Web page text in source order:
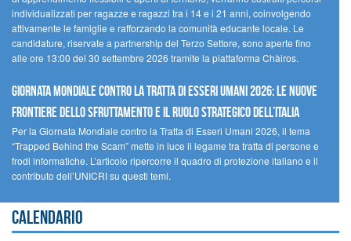
individualizzati per ragazze e ragazzi tra i 14 e i 21 anni, coinvolgendo
attivamente le famiglie e rafforzando la comunità educante locale. Le
candidature, riservate a partnership del Terzo Settore, sono aperte fino
alle ore 13:00 del 30 settembre 2026 tramite la piattaforma Chàiros.
GIORNATA MONDIALE CONTRO LA TRATTA DI ESSERI UMANI 2026: LE NUOVE
FRONTIERE DELLO SFRUTTAMENTO E IL RUOLO STRATEGICO DELL’ITALIA
Per la Giornata Mondiale contro la Tratta di Esseri Umani 2026, il tema
“Trapped Behind the Scam” mette in luce il legame tra tratta di persone e
frodi informatiche. L’articolo ripercorre il quadro di protezione italiano e il
contributo dell’UNICRI su questi temi.
Calendario